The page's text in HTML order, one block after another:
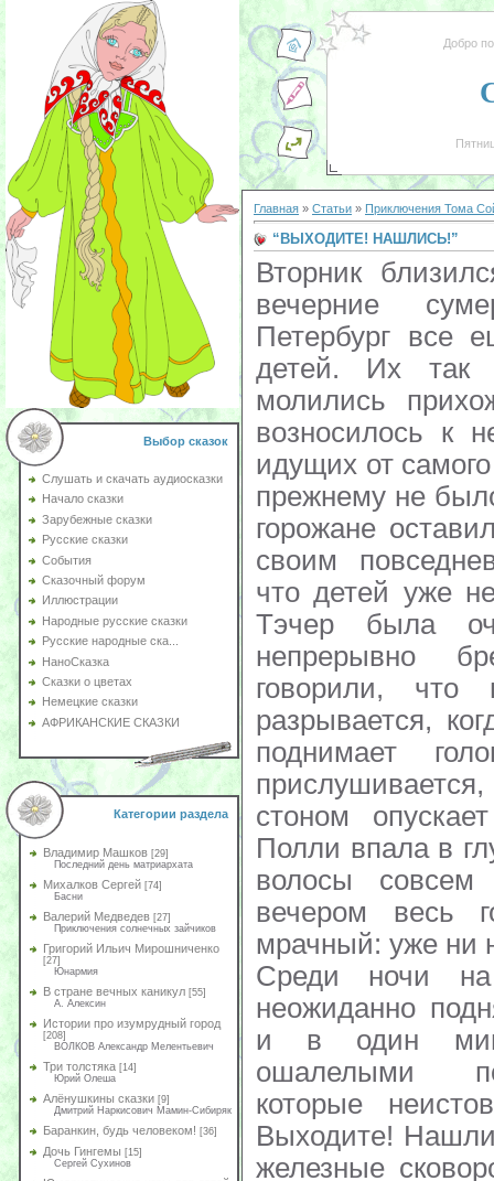
Выбор сказок
Слушать и скачать аудиосказки
Начало сказки
Зарубежные сказки
Русские сказки
События
Сказочный форум
Иллюстрации
Народные русские сказки
Русские народные ска...
НаноСказка
Сказки о цветах
Немецкие сказки
АФРИКАНСКИЕ СКАЗКИ
Категории раздела
Владимир Машков [29]
Последний день матриархата
Михалков Сергей [74]
Басни
Валерий Медведев [27]
Приключения солнечных зайчиков
Григорий Ильич Мирошниченко
[27]
Юнармия
В стране вечных каникул [55]
А. Алексин
Истории про изумрудный город
[208]
ВОЛКОВ Александр Мелентьевич
Три толстяка [14]
Юрий Олеша
Алёнушкины сказки [9]
Дмитрий Наркисович Мамин-Сибиряк
Баранкин, будь человеком! [36]
Дочь Гингемы [15]
Сергей Сухинов
Добро
Главная » Статьи » Приключения Тома
“ВЫХОДИТЕ! НАШЛИСЬ!”
Вторник
вечерние
Петербург все
детей. Их
молились
возносилось к
идущих от
прежнему не
горожане
своим
что детей уже
Тэчер была
непрерывно
говорили,
разрывается,
поднимает
стоном
Полли впала в
волосы совсем
вечером весь
мрачный: уже ни
Среди ночи на
неожиданно
и в один миг
ошалелыми
которые
Выходите!
железные